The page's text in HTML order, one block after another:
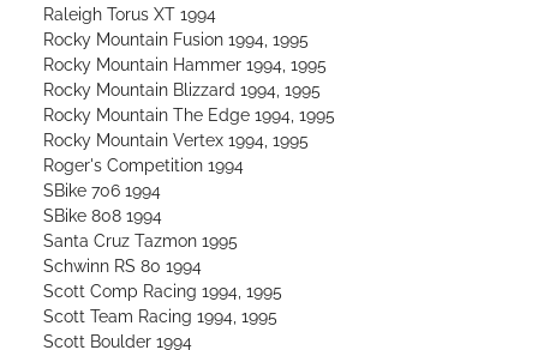
Raleigh Torus XT 1994
Rocky Mountain Fusion 1994, 1995
Rocky Mountain Hammer 1994, 1995
Rocky Mountain Blizzard 1994, 1995
Rocky Mountain The Edge 1994, 1995
Rocky Mountain Vertex 1994, 1995
Roger's Competition 1994
SBike 706 1994
SBike 808 1994
Santa Cruz Tazmon 1995
Schwinn RS 80 1994
Scott Comp Racing 1994, 1995
Scott Team Racing 1994, 1995
Scott Boulder 1994